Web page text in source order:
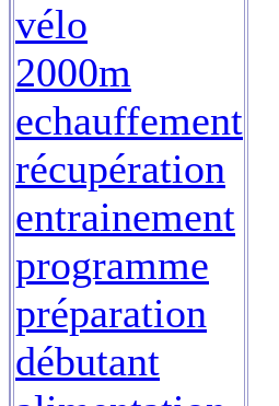
vélo
2000m
echauffement
récupération
entrainement
programme
préparation
débutant